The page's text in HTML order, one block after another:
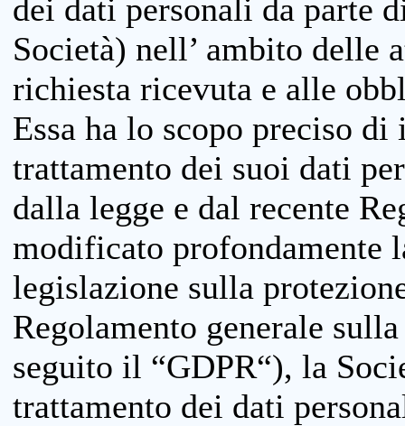
dei dati personali da parte
Società) nell’ ambito delle
richiesta ricevuta e alle
Essa ha lo scopo preciso
trattamento dei suoi dati
dalla legge e dal recente
modificato profondamente
legislazione sulla
Regolamento generale
seguito il “GDPR“), la
trattamento dei dati